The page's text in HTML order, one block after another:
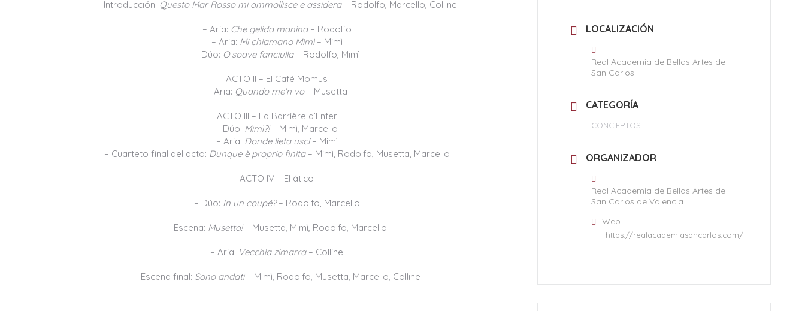
– Introducción: Questo Mar Rosso mi ammollisce e assidera– Rodolfo, Marcello, Colline
– Aria: Che gelida manina– Rodolfo
– Aria: Mi chiamano Mimì– Mimì
– Dúo: O soave fanciulla– Rodolfo, Mimì
ACTO II – El Café Momus
– Aria: Quando me’n vo– Musetta
ACTO III – La Barrière d’Enfer
– Dúo: Mimì?!– Mimì, Marcello
– Aria: Donde lieta uscí– Mimì
– Cuarteto final del acto: Dunque è proprio finita– Mimì, Rodolfo, Musetta, Marcello
ACTO IV – El ático
– Dúo: In un coupé?– Rodolfo, Marcello
– Escena: Musetta!– Musetta, Mimì, Rodolfo, Marcello
– Aria: Vecchia zimarra– Colline
– Escena final: Sono andati– Mimì, Rodolfo, Musetta, Marcello, Colline
LOCALIZACIÓN
Real Academia de Bellas Artes de
San Carlos
CATEGORÍA
CONCIERTOS
ORGANIZADOR
Real Academia de Bellas Artes de
San Carlos de Valencia
Web
https://realacademiasancarlos.com/